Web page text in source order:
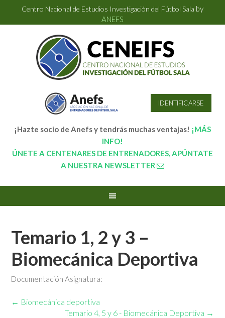
Centro Nacional de Estudios Investigación del Fútbol Sala by
ANEFS
IDENTIFICARSE
¡Hazte socio de Anefs y tendrás muchas ventajas! ¡MÁS
INFO!
ÚNETE A CENTENARES DE ENTRENADORES, APÚNTATE
A NUESTRA NEWSLETTER
Temario 1, 2 y 3 –
Biomecánica Deportiva
Documentación Asignatura:
Biomecánica deportiva
Temario 4, 5 y 6 - Biomecánica Deportiva